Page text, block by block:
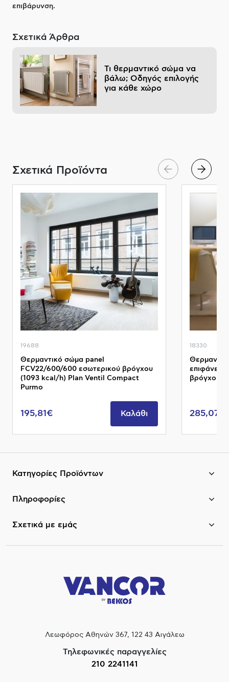
επιβάρυνση.
Σχετικά Άρθρα
Τι θερμαντικό σώμα να
βάλω; Οδηγός επιλογής
για κάθε χώρο
Σχετικά Προϊόντα
19688
Θερμαντικό σώμα panel
FCV22/600/600 εσωτερικού βρόγχου
(1093 kcal/h) Plan Ventil Compact
Purmo
195,81€ Καλάθι
18330
βρόγχου
285,07€
Κατηγορίες Προϊόντων
Πληροφορίες
Σχετικά με εμάς
Λεωφόρος Αθηνών 367, 122 43 Αιγάλεω
Τηλεφωνικές παραγγελίες
210 2241141